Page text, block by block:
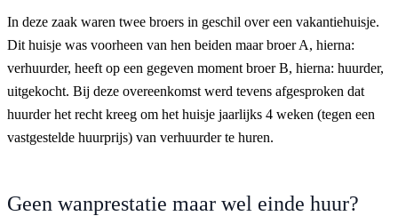
In deze zaak waren twee broers in geschil over een vakantiehuisje.
Dit huisje was voorheen van hen beiden maar broer A, hierna:
verhuurder, heeft op een gegeven moment broer B, hierna: huurder,
uitgekocht. Bij deze overeenkomst werd tevens afgesproken dat
huurder het recht kreeg om het huisje jaarlijks 4 weken (tegen een
vastgestelde huurprijs) van verhuurder te huren.
Geen wanprestatie maar wel einde huur?